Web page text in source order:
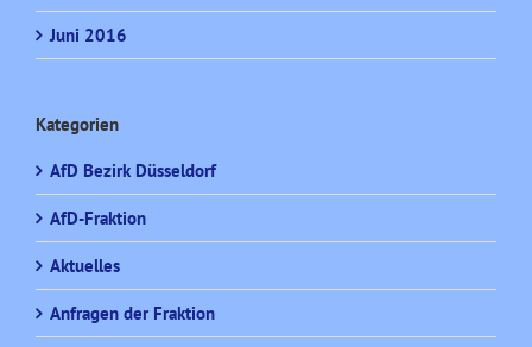
Juni 2016
Kategorien
AfD Bezirk Düsseldorf
AfD-Fraktion
Aktuelles
Anfragen der Fraktion